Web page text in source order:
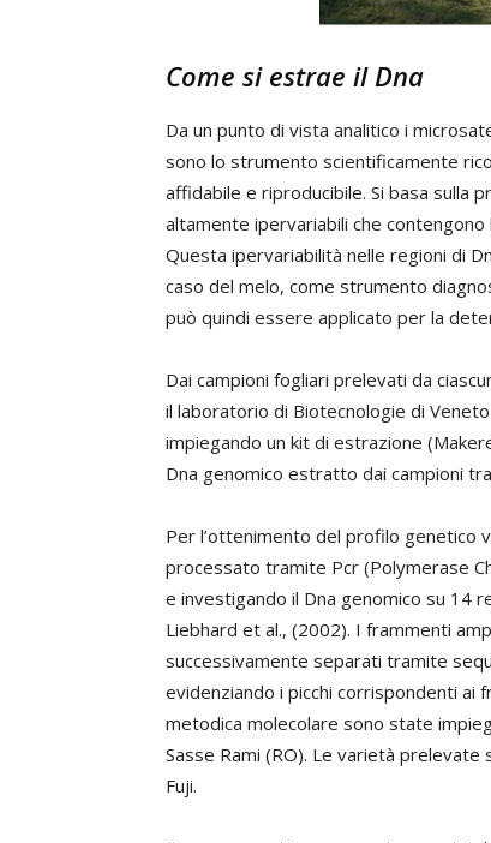
Come si estrae il Dna
Da un punto di vista analitico i
sono lo strumento scientificamente
affidabile e riproducibile. Si basa sulla
altamente ipervariabili che
Questa ipervariabilità nelle regioni di
caso del melo, come strumento
può quindi essere applicato per la
Dai campioni fogliari prelevati da
il laboratorio di Biotecnologie di
impiegando un kit di estrazione
Dna genomico estratto dai campioni
Per l’ottenimento del profilo genetico
processato tramite Pcr (Polymerase
e investigando il Dna genomico su 14
Liebhard et al., (2002). I frammenti
successivamente separati tramite
evidenziando i picchi corrispondenti ai
metodica molecolare sono state
Sasse Rami (RO). Le varietà prelevate
Fuji.